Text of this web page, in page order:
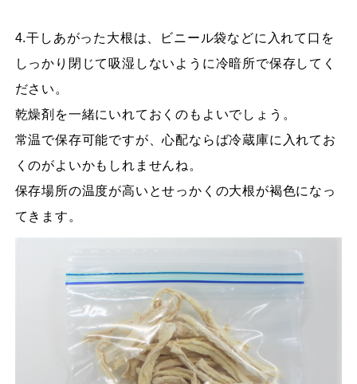
4.干しあがった大根は、ビニール袋などに入れて口を
しっかり閉じて吸湿しないように冷暗所で保存してく
ださい。
乾燥剤を一緒にいれておくのもよいでしょう。
常温で保存可能ですが、心配ならば冷蔵庫に入れてお
くのがよいかもしれませんね。
保存場所の温度が高いとせっかくの大根が褐色になっ
てきます。